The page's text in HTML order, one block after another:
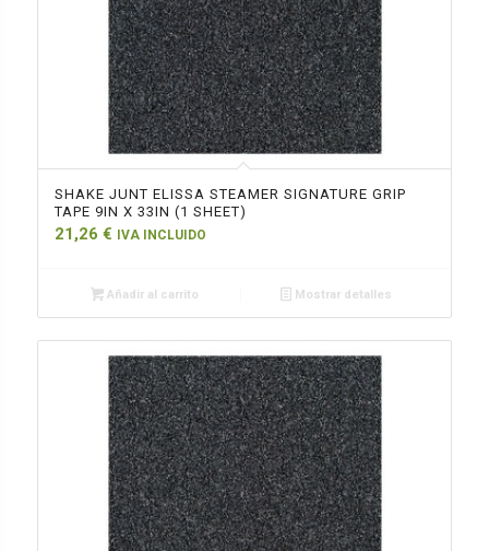
SHAKE JUNT ELISSA STEAMER SIGNATURE GRIP
TAPE 9IN X 33IN (1 SHEET)
21,26 € IVA INCLUIDO
Añadir al carrito Mostrar detalles